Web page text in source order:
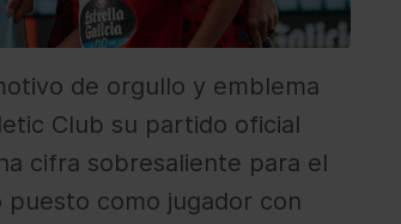
de orgullo y emblema
Club su partido oficial
cifra sobresaliente para el
como jugador con